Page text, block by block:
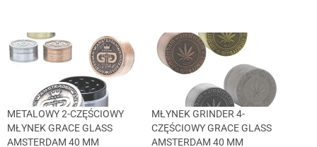
METALOWY 2-CZĘŚCIOWY
MŁYNEK GRACE GLASS
AMSTERDAM 40 MM
MŁYNEK GRINDER 4-
CZĘŚCIOWY GRACE GLASS
AMSTERDAM 40 MM